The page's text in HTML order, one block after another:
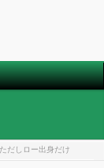
だしロー出身だけ